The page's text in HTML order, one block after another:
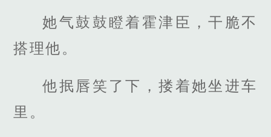
她气鼓鼓瞪着霍津臣，干脆不
搭理他。
他抿唇笑了下，搂着她坐进车
里。